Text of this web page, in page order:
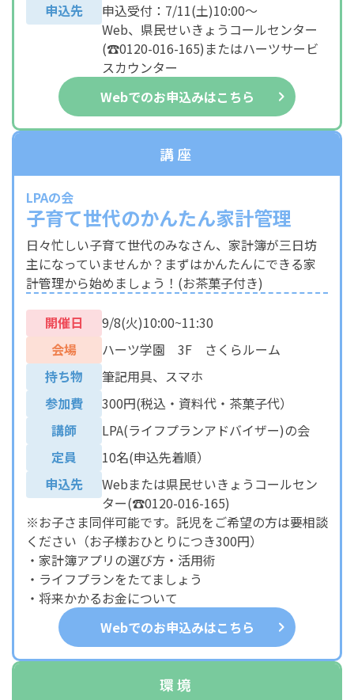
申込先
申込受付：7/11(土)10:00～
Web、県民せいきょうコールセンター
(☎0120-016-165)またはハーツサービ
スカウンター
Webでのお申込みはこちら
講座
LPAの会
子育て世代のかんたん家計管理
日々忙しい子育て世代のみなさん、家計簿が三日坊
主になっていませんか？まずはかんたんにできる家
計管理から始めましょう！(お茶菓子付き)
開催日
9/8(火)10:00~11:30
会場
ハーツ学園 3F さくらルーム
持ち物
筆記用具、スマホ
参加費
300円(税込・資料代・茶菓子代）
講師
LPA(ライフプランアドバイザー)の会
定員
10名(申込先着順）
申込先
Webまたは県民せいきょうコールセン
ター(☎0120-016-165)
※お子さま同伴可能です。託児をご希望の方は要相談
ください（お子様おひとりにつき300円）
・家計簿アプリの選び方・活用術
・ライフプランをたてましょう
・将来かかるお金について
Webでのお申込みはこちら
環境